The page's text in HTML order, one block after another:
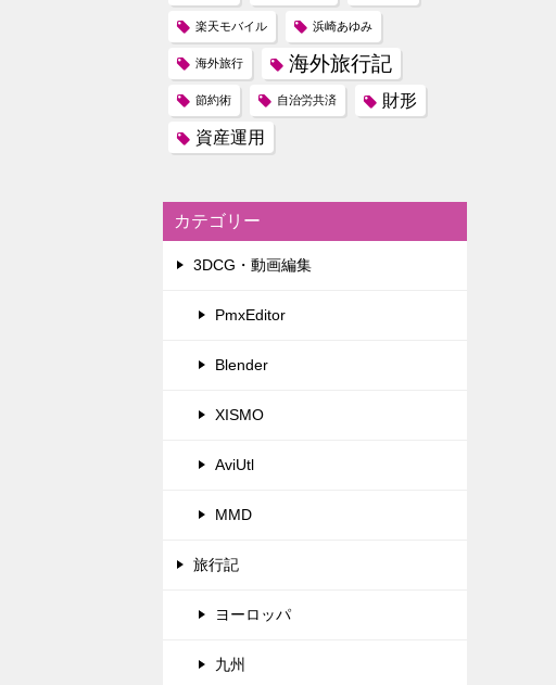
楽天モバイル 浜崎あゆみ
海外旅行 海外旅行記
節約術 自治労共済
財形
資産運用
カテゴリー
3DCG・動画編集
PmxEditor
Blender
XISMO
AviUtl
MMD
旅行記
ヨーロッパ
九州